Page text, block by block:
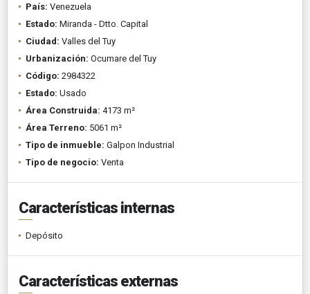
País: Venezuela
Estado: Miranda - Dtto. Capital
Ciudad: Valles del Tuy
Urbanización: Ocumare del Tuy
Código: 2984322
Estado: Usado
Área Construida: 4173 m²
Área Terreno: 5061 m²
Tipo de inmueble: Galpon Industrial
Tipo de negocio: Venta
Características internas
Depósito
Características externas